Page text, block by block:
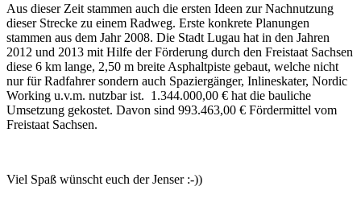
Aus dieser Zeit stammen auch die ersten Ideen zur Nachnutzung
dieser Strecke zu einem Radweg. Erste konkrete Planungen
stammen aus dem Jahr 2008. Die Stadt Lugau hat in den Jahren
2012 und 2013 mit Hilfe der Förderung durch den Freistaat Sachsen
diese 6 km lange, 2,50 m breite Asphaltpiste gebaut, welche nicht
nur für Radfahrer sondern auch Spaziergänger, Inlineskater, Nordic
Working u.v.m. nutzbar ist. 1.344.000,00 € hat die bauliche
Umsetzung gekostet. Davon sind 993.463,00 € Fördermittel vom
Freistaat Sachsen.
Viel Spaß wünscht euch der Jenser :-))